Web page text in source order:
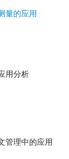
量的应用
用分析
管理中的应用